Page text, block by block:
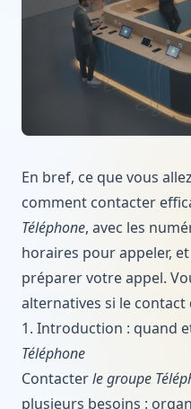
En bref, ce que vous
comment contacter
Téléphone, avec les
horaires pour appeler,
préparer votre appel.
alternatives si le
1. Introduction : quand
Téléphone
Contacterle groupe
plusieurs besoins :